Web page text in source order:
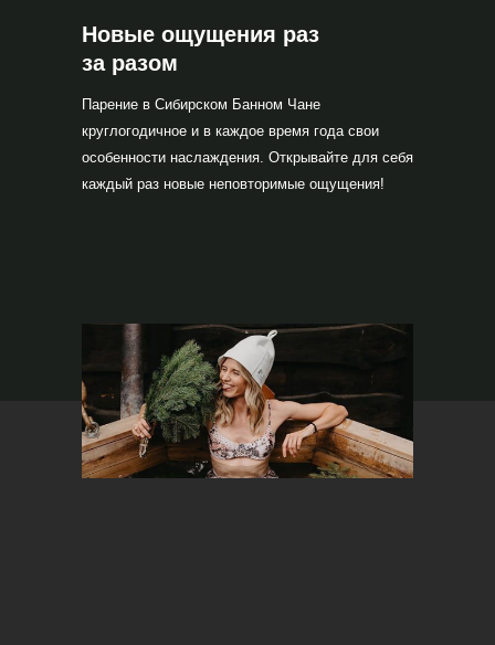
Новые ощущения раз
за разом
Парение в Сибирском Банном Чане
круглогодичное и в каждое время года свои
особенности наслаждения. Открывайте для себя
каждый раз новые неповторимые ощущения!